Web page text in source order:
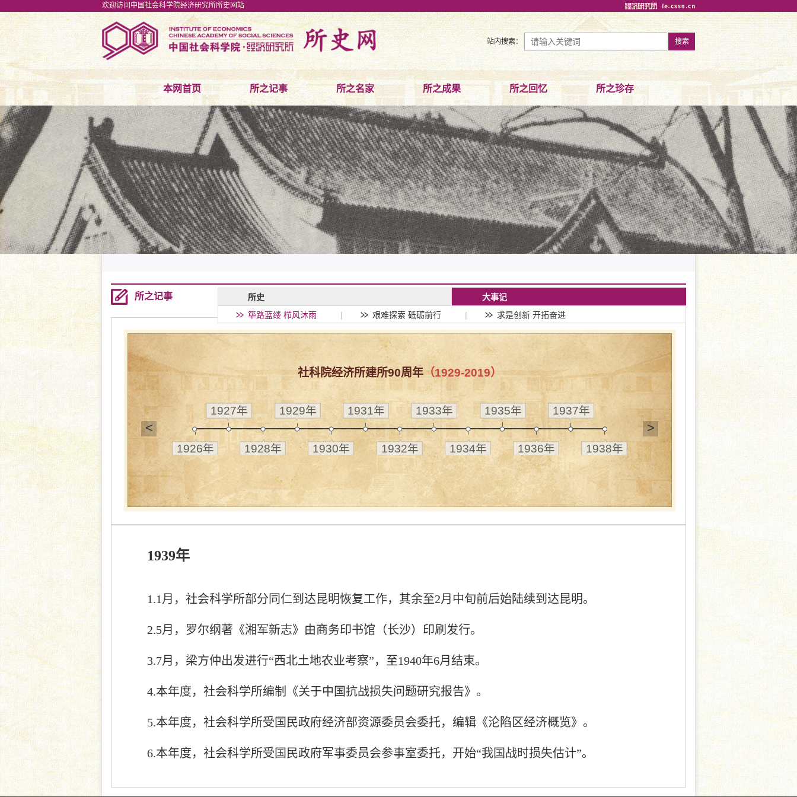
欢迎访问中国社会科学院经济研究所所史网站
站内搜索：
本网首页 所之记事 所之名家 所之成果 所之回忆 所之珍存
所之记事
所史
筚路蓝缕 栉风沐雨
| 艰难探索 砥砺前行 | 求是创新 开拓奋进
大事记
社科院经济所建所90周年（1929-2019）
1926年
1927年
1928年
1929年
1930年
1931年
1932年
1933年
1934年
1935年
1936年
1937年
1938年
< >
1939年
1.1月，社会科学所部分同仁到达昆明恢复工作，其余至2月中旬前后始陆续到达昆明。
2.5月，罗尔纲著《湘军新志》由商务印书馆（长沙）印刷发行。
3.7月，梁方仲出发进行“西北土地农业考察”，至1940年6月结束。
4.本年度，社会科学所编制《关于中国抗战损失问题研究报告》。
5.本年度，社会科学所受国民政府经济部资源委员会委托，编辑《沦陷区经济概览》。
6.本年度，社会科学所受国民政府军事委员会参事室委托，开始“我国战时损失估计”。